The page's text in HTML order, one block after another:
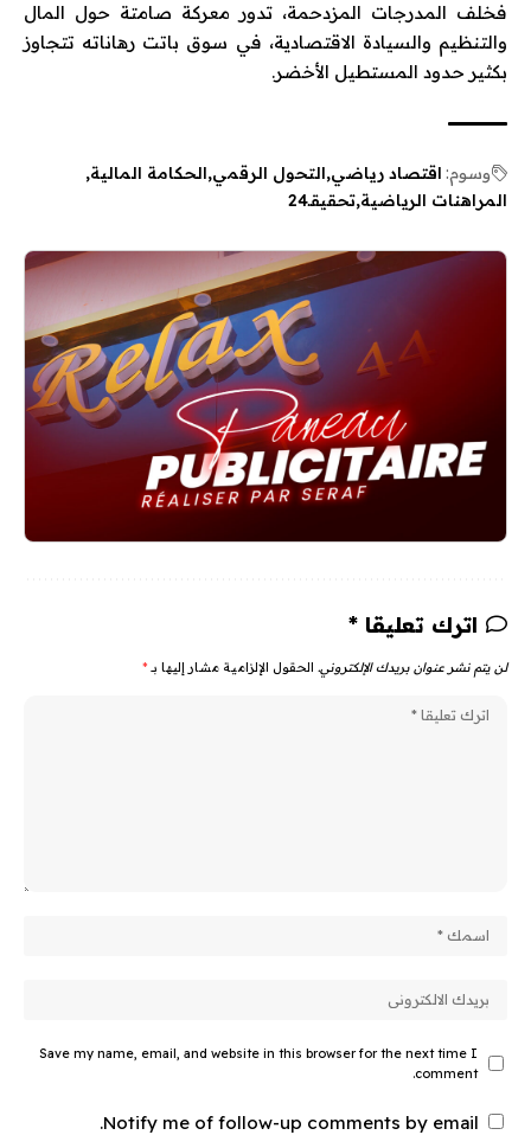
فخلف المدرجات المزدحمة، تدور معركة صامتة حول المال
والتنظيم والسيادة الاقتصادية، في سوق باتت رهاناته تتجاوز
بكثير حدود المستطيل الأخضر.
وسوم: اقتصاد رياضي التحول الرقمي الحكامة المالية
المراهنات الرياضية تحقيقـ24
اترك تعليقا *
لن يتم نشر عنوان بريدك الإلكتروني. الحقول الإلزامية مشار إليها بـ *
Save my name, email, and website in this browser for the next time I
comment.
Notify me of follow-up comments by email.